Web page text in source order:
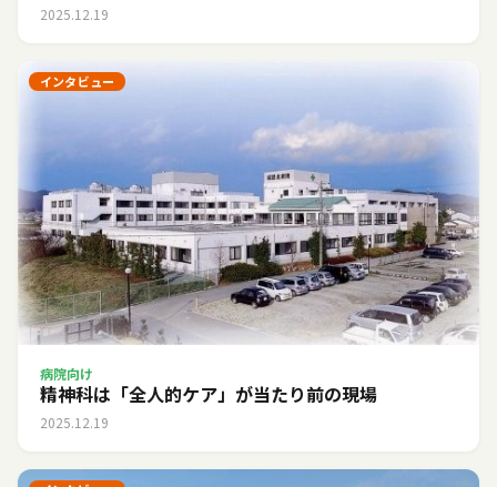
2025.12.19
インタビュー
病院向け
精神科は「全人的ケア」が当たり前の現場
2025.12.19